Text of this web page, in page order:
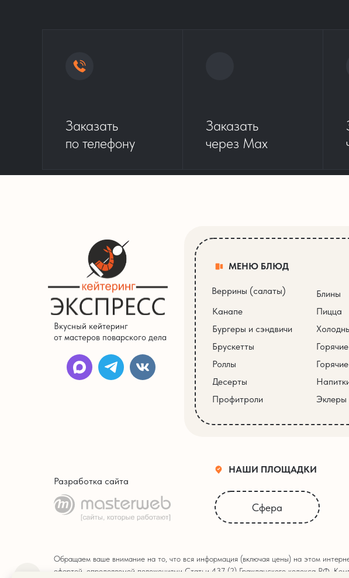
Заказать
по телефону
Заказать
через Max
Обращаем ваше внимание на то, что вся информация (включая цены) на этом
офертой, определяемой положениями Статьи 437 (2) Гражданского кодекса РФ.
Веррины (салаты)
Канапе
Бургеры и сэндвичи
Роллы
Десерты
Профитроли
Блины
Пицца
Брускетты
Эклеры
МЕНЮ БЛЮД
Разработка сайта
Вкусный кейтеринг
от мастеров поварского дела
Сфера
НАШИ ПЛОЩАДКИ